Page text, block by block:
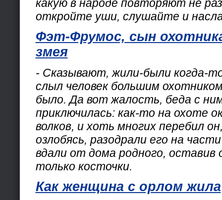
какую в народе повторяют не
откройте уши, слушайте и
Фэт-Фрумос, сын
змея
- Сказывают, жили-были когда-
слыл человек большим
было. Да вот жалость, беда с
приключилась: как-то на охоте
волков, и хоть многих перебил
озлобясь, разодрали его на
вдали от дома родного, оставив
только косточки.
Как женщина с орлом жила